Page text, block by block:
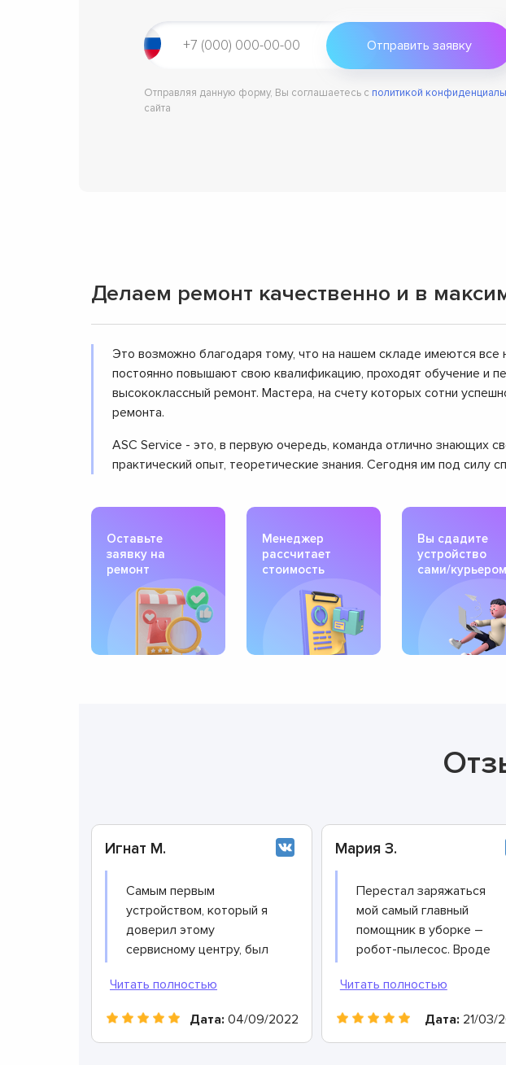
Отправляя данную форму, Вы соглашаетесь с политикой
сайта
Делаем ремонт качественно и в
Это возможно благодаря тому, что на нашем складе имеются
постоянно повышают свою квалификацию, проходят обучение и
высококлассный ремонт. Мастера, на счету которых сотни
ремонта.
ASC Service - это, в первую очередь, команда отлично знающих
практический опыт, теоретические знания. Сегодня им под
Оставьте
заявку на
ремонт
Менеджер
рассчитает
стоимость
Вы сдадите
устройство
сами/курьером
Игнат М.
Самым первым
устройством, который я
доверил этому
сервисному центру, был
прекрасный день он
включаться. Я провел
мониторинг и выяснил,
Дата: 04/09/2022
Мария З.
Перестал заряжаться
мой самый главный
помощник в уборке –
робот-пылесос. Вроде
известного бренда и
этого сервиса
рассказали, что такие
Дата: 21/03/